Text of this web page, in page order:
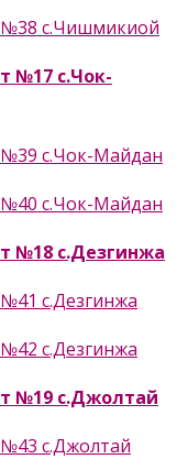
№38 с.Чишмикиой
№17 с.Чок-
с.Чок-Майдан
с.Чок-Майдан
№18 с.Дезгинжа
с.Дезгинжа
с.Дезгинжа
№19 с.Джолтай
с.Джолтай